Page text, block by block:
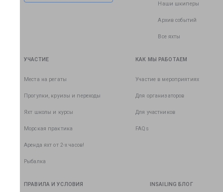
Наши шкиперы
Архив событий
Все яхты
УЧАСТИЕ
Места на регаты
Прогулки, круизы и переходы
Яхт школы и курсы
Морская практика
Аренда яхт от 2-х часов!
Рыбалка
КАК МЫ РАБОТАЕМ
Участие в мероприятиях
Для организаторов
Для участников
FAQs
ПРАВИЛА И УСЛОВИЯ INSAILING БЛОГ